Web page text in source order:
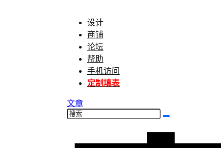
设计
商铺
论坛
帮助
手机访问
定制填表
文章